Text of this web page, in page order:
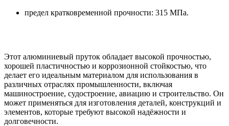
предел кратковременной прочности: 315 МПа.
Этот алюминиевый пруток обладает высокой прочностью,
хорошей пластичностью и коррозионной стойкостью, что
делает его идеальным материалом для использования в
различных отраслях промышленности, включая
машиностроение, судостроение, авиацию и строительство. Он
может применяться для изготовления деталей, конструкций и
элементов, которые требуют высокой надёжности и
долговечности.